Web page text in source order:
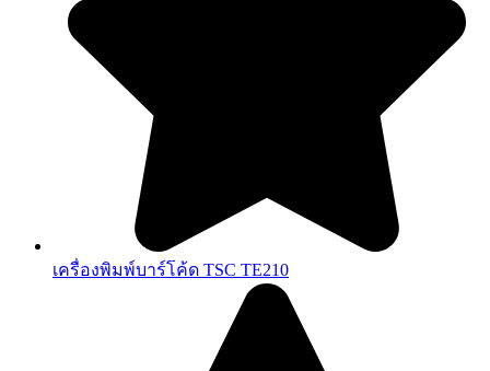
เครื่องพิมพ์บาร์โค้ด TSC TE210